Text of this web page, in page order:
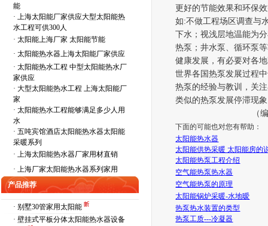
能
· 上海太阳能厂家供应大型太阳能热
水工程可供300人
· 太阳能上海厂家 太阳能节能
· 太阳能热水器上海太阳能厂家供应
· 太阳能热水工程 中型太阳能热水厂
家供应
· 大型太阳能热水工程 上海太阳能厂
家
· 太阳能热水工程能够满足多少人用
水
· 五吨宾馆酒店太阳能热水器太阳能
采暖系列
· 上海太阳能热水器厂家用材直销
· 上海厂家太阳能热水器系列家用
产品推荐
· 别墅30管家用太阳能
· 壁挂式平板分体太阳能热水器设备
更好的节能效果和环保
如:不做工程场区调查与
下水 ；视浅层地温能为
热泵 ；井水泵、循环泵
健康发展，有必要对各
世界各国热泵发展过程
热泵的经验与教训，关
类似的热泵发展停滞现
（
下面的可能也对您有帮助：
太阳能热水器
太阳能供热采暖 太阳能房的
太阳能热泵工程介绍
空气能热泵热水器
空气能热泵的原理
太阳能锅炉采暖-水地暧
热泵热水装置的类型
热泵工质---冷凝器